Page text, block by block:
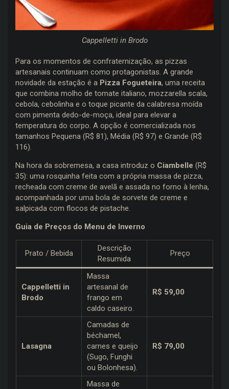
Cappelletti in Brodo
Para os momentos de confraternização, as pizzas
artesanais continuam como protagonistas. A grande
novidade da estação é a Pizza Fogueteira, uma receita
que combina molho de tomate italiano, mozzarella scala,
cebola, cebolinha e o toque picante da calabresa moída
com pimenta dedo-de-moça, ideal para elevar a
temperatura do corpo. A opção é comercializada nos
tamanhos Pequena (R$ 81), Média (R$ 97) e Grande (R$
116).
Na hora da sobremesa, a casa introduz o Ciambelle (R$
35): uma rosquinha feita com a própria massa de pizza,
recheada com creme de avelã e assada no forno à lenha,
acompanhada por uma bola de sorvete de creme e
salpicada com flocos de pistache.
Guia de Preços do Menu de Inverno
Prato / Bebida
Descrição
Resumida
Preço
Cappelletti in
Brodo
Massa
artesanal de
frango em
caldo caseiro.
R$ 59,00
Lasagna
Camadas de
béchamel,
carnes e queijo
(Sugo, Funghi
ou Bolonhesa).
R$ 79,00
Massa de